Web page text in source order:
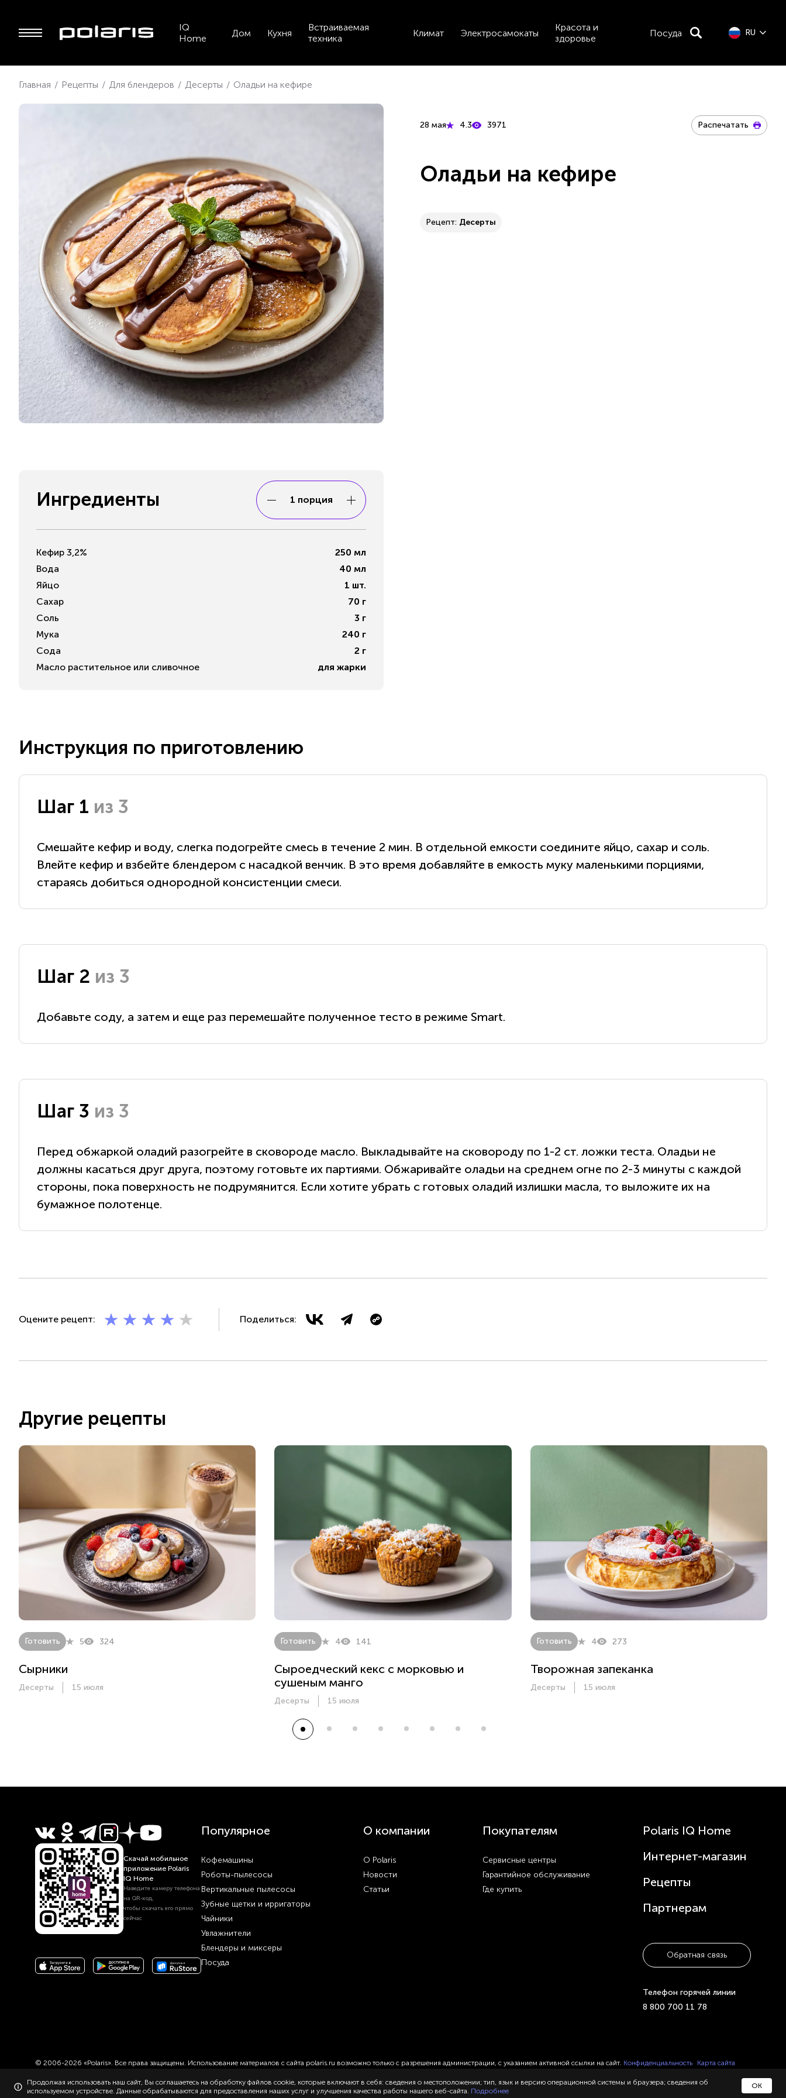
IQ
Home
Дом Кухня
Встраиваемая
техника
Климат Электросамокаты
Красота и
здоровье
Посуда RU
Главная / Рецепты / Для блендеров / Десерты / Оладьи на кефире
28 мая 4.3 3971 Распечатать
Оладьи на кефире
Рецепт: Десерты
Ингредиенты 1 порция
Кефир 3,2% 250 мл
Вода
40 мл
Яйцо
1 шт.
Сахар
70 г
Соль
3 г
Мука
240 г
Сода
2 г
Масло растительное или сливочное
для жарки
Инструкция по приготовлению
Шаг 1 из 3
Смешайте кефир и воду, слегка подогрейте смесь в течение 2 мин. В отдельной емкости соедините яйцо, сахар и соль.
Влейте кефир и взбейте блендером с насадкой венчик. В это время добавляйте в емкость муку маленькими порциями,
стараясь добиться однородной консистенции смеси.
Шаг 2 из 3
Добавьте соду, а затем и еще раз перемешайте полученное тесто в режиме Smart.
Шаг 3 из 3
Перед обжаркой оладий разогрейте в сковороде масло. Выкладывайте на сковороду по 1-2 ст. ложки теста. Оладьи не
должны касаться друг друга, поэтому готовьте их партиями. Обжаривайте оладьи на среднем огне по 2-3 минуты с каждой
стороны, пока поверхность не подрумянится. Если хотите убрать с готовых оладий излишки масла, то выложите их на
бумажное полотенце.
Оцените рецепт: Поделиться:
Другие рецепты
Готовить 5 324
Сырники
Десерты 15 июля
Готовить 4 141
Сыроедческий кекс с морковью и
сушеным манго
Десерты 15 июля
Готовить 4 273
Творожная запеканка
Десерты 15 июля
Скачай мобильное
приложение Polaris
IQ Home
Наведите камеру телефона
на QR‑код,
чтобы скачать его прямо
сейчас
Популярное
Кофемашины
Роботы-пылесосы
Вертикальные пылесосы
Зубные щетки и ирригаторы
Чайники
Увлажнители
Блендеры и миксеры
Посуда
О компании
О Polaris
Новости
Статьи
Покупателям
Сервисные центры
Гарантийное обслуживание
Где купить
Polaris IQ Home
Интернет-магазин
Рецепты
Партнерам
Обратная связь
Телефон горячей линии
8 800 700 11 78
© 2006-2026 «Polaris». Все права защищены. Использование материалов с сайта polaris.ru возможно только с разрешения администрации, с указанием активной ссылки на сайт. Конфиденциальность Карта сайта
Продолжая использовать наш сайт, Вы соглашаетесь на обработку файлов cookie, которые включают в себя: сведения о местоположении; тип, язык и версию операционной системы и браузера; сведения об
используемом устройстве. Данные обрабатываются для предоставления наших услуг и улучшения качества работы нашего веб-сайта. Подробнее
ОК